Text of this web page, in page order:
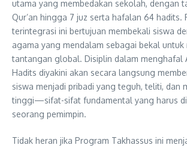
utama yang membedakan sekolah, dengan
Qur’an hingga 7 juz serta hafalan 64 hadits.
terintegrasi ini bertujuan membekali siswa
agama yang mendalam sebagai bekal untuk
tantangan global. Disiplin dalam menghafal
Hadits diyakini akan secara langsung
siswa menjadi pribadi yang teguh, teliti, dan
tinggi—sifat-sifat fundamental yang harus
seorang pemimpin.
Tidak heran jika Program Takhassus ini